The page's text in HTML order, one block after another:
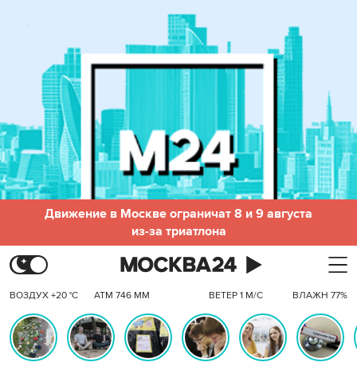
Движение в Москве ограничат 8 и 9 августа
из-за триатлона
ВОЗДУХ +20 °C АТМ 746 ММ ВЕТЕР 1 М/С ВЛАЖН 77%